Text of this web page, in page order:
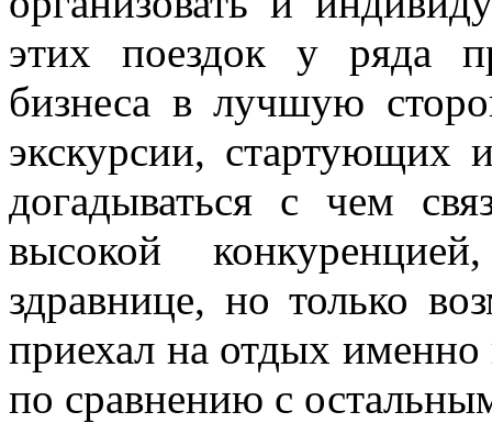
этих поездок у ряда
бизнеса в лучшую
экскурсии, стартующих
догадываться с чем
высокой
здравнице, но только
приехал на отдых именно
по сравнению с